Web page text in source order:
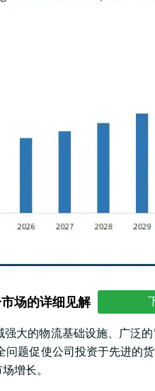
场的详细见解
大的物流基础设施、广泛
题促使公司投资于先进的
增长。